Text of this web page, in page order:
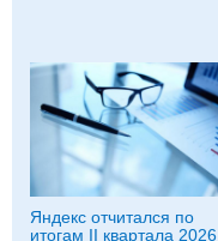
Яндекс отчитался по
итогам II квартала 2026